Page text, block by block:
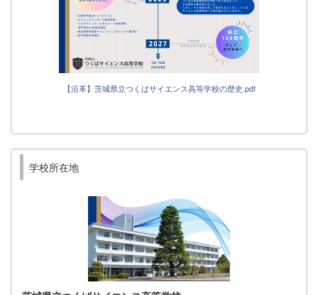
【沿革】茨城県立つくばサイエンス高等学校の歴史.pdf
学校所在地